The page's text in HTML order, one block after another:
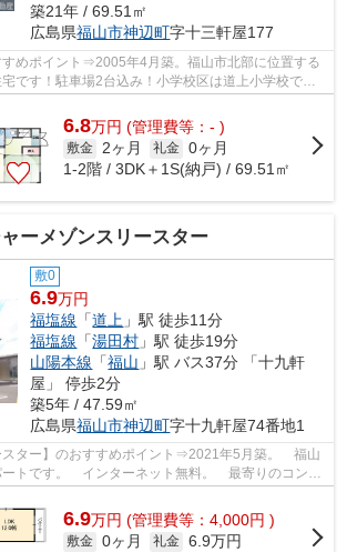
築21年 / 69.51㎡
広島県福山市神辺町字十三軒屋177
めポイント⇒2005年4月築。福山市北部に位置する
です！駐車場2台込み！小学校区は道上小学校で
3分♪衣料品店や、食...
6.8万円 (管理費等：- )
敷金 2ヶ月 礼金 0ヶ月
1-2階 / 3DK＋1S(納戸) / 69.51㎡
ーメゾンスリースター
敷0
6.9万円
福塩線 「道上 」駅 徒歩11分
福塩線 「湯田村 」駅 徒歩19分
山陽本線 「福山 」駅 バス37分 「十九軒
屋」 停歩2分
築5年 / 47.59㎡
広島県福山市神辺町字十九軒屋74番地1
スター】のおすすめポイント⇒2021年5月築。 福山
ートです。 インターネット無料。 最寄りのコンビ
6.9万円 (管理費等：4,000円 )
敷金 0ヶ月 礼金 6.9万円